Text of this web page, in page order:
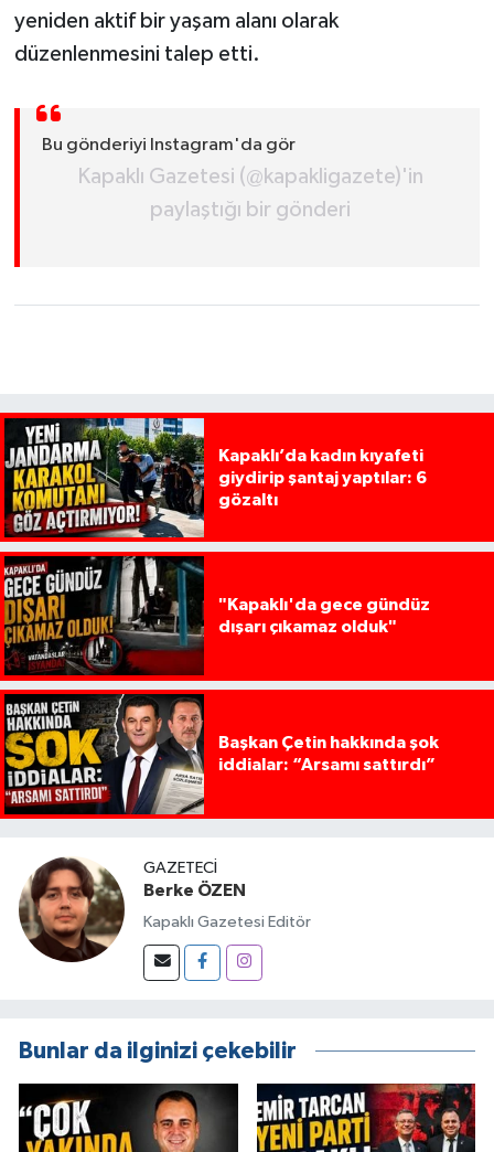
yeniden aktif bir yaşam alanı olarak
düzenlenmesini talep etti.
Bu gönderiyi Instagram'da gör
Kapaklı Gazetesi (@kapakligazete)'in
paylaştığı bir gönderi
Kapaklı’da kadın kıyafeti
giydirip şantaj yaptılar: 6
gözaltı
"Kapaklı'da gece gündüz
dışarı çıkamaz olduk"
Başkan Çetin hakkında şok
iddialar: “Arsamı sattırdı”
GAZETECI
Berke ÖZEN
Kapaklı Gazetesi Editör
Bunlar da ilginizi çekebilir